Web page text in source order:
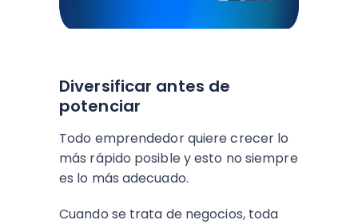
Diversificar antes de
potenciar
Todo emprendedor quiere crecer lo
más rápido posible y esto no siempre
es lo más adecuado.
Cuando se trata de negocios, toda